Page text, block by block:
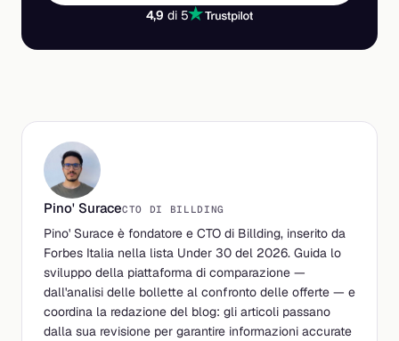
4,9 di 5
Pino' SuraceCTO DI BILLDING
Pino' Surace è fondatore e CTO di Billding, inserito da
Forbes Italia nella lista Under 30 del 2026. Guida lo
sviluppo della piattaforma di comparazione —
dall'analisi delle bollette al confronto delle offerte — e
coordina la redazione del blog: gli articoli passano
dalla sua revisione per garantire informazioni accurate